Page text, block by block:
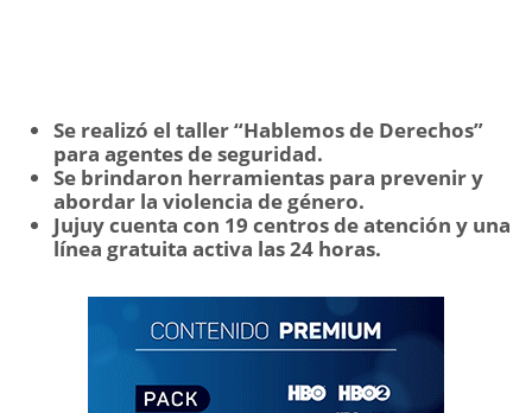
Se realizó el taller “Hablemos de Derechos”
para agentes de seguridad.
Se brindaron herramientas para prevenir y
abordar la violencia de género.
Jujuy cuenta con 19 centros de atención y una
línea gratuita activa las 24 horas.